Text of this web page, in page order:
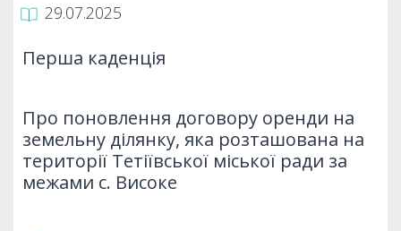
29.07.2025
Перша каденція
Про поновлення договору оренди на
земельну ділянку, яка розташована на
території Тетіївської міської ради за
межами с. Високе